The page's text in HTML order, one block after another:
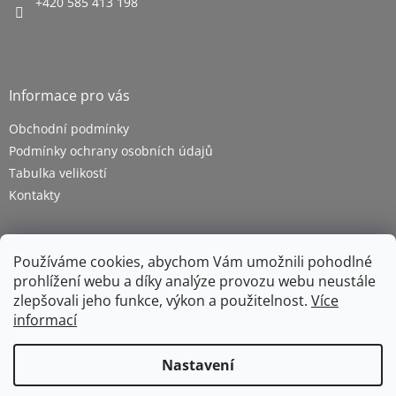
Používáme cookies, abychom Vám umožnili pohodlné
prohlížení webu a díky analýze provozu webu neustále
zlepšovali jeho funkce, výkon a použitelnost. Více
informací
Nastavení
Informace pro vás
Obchodní podmínky
Podmínky ochrany osobních údajů
Tabulka velikostí
Kontakty